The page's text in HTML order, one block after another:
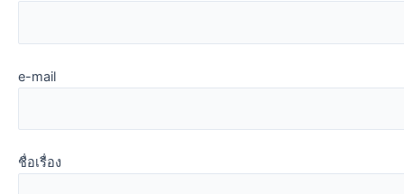
e-mail
ชื่อเรื่อง